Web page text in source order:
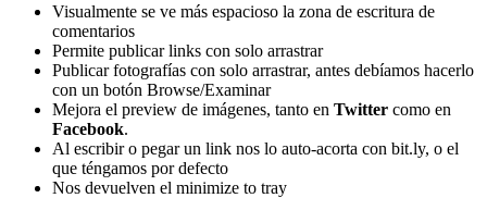
Visualmente se ve más espacioso la zona de escritura de
comentarios
Permite publicar links con solo arrastrar
Publicar fotografías con solo arrastrar, antes debíamos hacerlo
con un botón Browse/Examinar
Mejora el preview de imágenes, tanto en Twitter como en
Facebook.
Al escribir o pegar un link nos lo auto-acorta con bit.ly, o el
que téngamos por defecto
Nos devuelven el minimize to tray